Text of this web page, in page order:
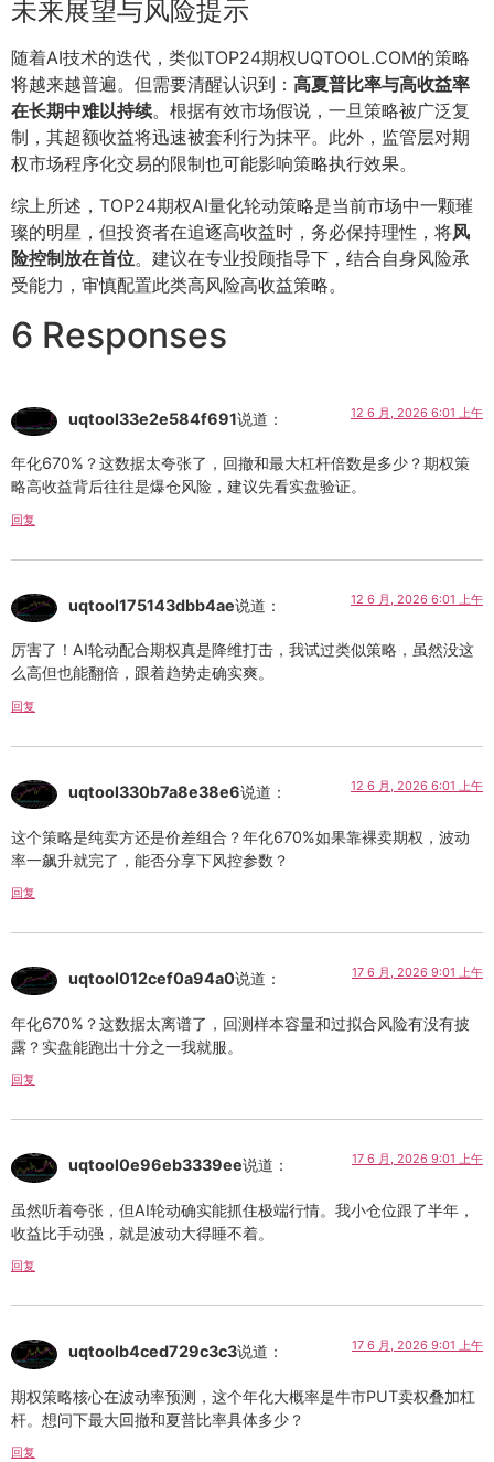
未来展望与风险提示
随着AI技术的迭代，类似TOP24期权UQTOOL.COM的策略
将越来越普遍。但需要清醒认识到： 高夏普比率与高收益率
在长期中难以持续。根据有效市场假说，一旦策略被广泛复
制，其超额收益将迅速被套利行为抹平。此外，监管层对期
权市场程序化交易的限制也可能影响策略执行效果。
综上所述，TOP24期权AI量化轮动策略是当前市场中一颗璀
璨的明星，但投资者在追逐高收益时，务必保持理性，将风
险控制放在首位。建议在专业投顾指导下，结合自身风险承
受能力，审慎配置此类高风险高收益策略。
6 Responses
uqtool33e2e584f691说道： 12 6 月, 2026 6:01 上午
年化670%？这数据太夸张了，回撤和最大杠杆倍数是多少？期权策
略高收益背后往往是爆仓风险，建议先看实盘验证。
回复
uqtool175143dbb4ae说道： 12 6 月, 2026 6:01 上午
厉害了！AI轮动配合期权真是降维打击，我试过类似策略，虽然没这
么高但也能翻倍，跟着趋势走确实爽。
回复
uqtool330b7a8e38e6说道： 12 6 月, 2026 6:01 上午
这个策略是纯卖方还是价差组合？年化670%如果靠裸卖期权，波动
率一飙升就完了，能否分享下风控参数？
回复
uqtool012cef0a94a0说道： 17 6 月, 2026 9:01 上午
年化670%？这数据太离谱了，回测样本容量和过拟合风险有没有披
露？实盘能跑出十分之一我就服。
回复
uqtool0e96eb3339ee说道： 17 6 月, 2026 9:01 上午
虽然听着夸张，但AI轮动确实能抓住极端行情。我小仓位跟了半年，
收益比手动强，就是波动大得睡不着。
回复
uqtoolb4ced729c3c3说道： 17 6 月, 2026 9:01 上午
期权策略核心在波动率预测，这个年化大概率是牛市PUT卖权叠加杠
杆。想问下最大回撤和夏普比率具体多少？
回复